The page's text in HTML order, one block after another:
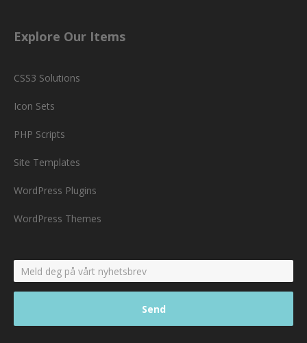
Explore Our Items
CSS3 Solutions
Icon Sets
PHP Scripts
Site Templates
WordPress Plugins
WordPress Themes